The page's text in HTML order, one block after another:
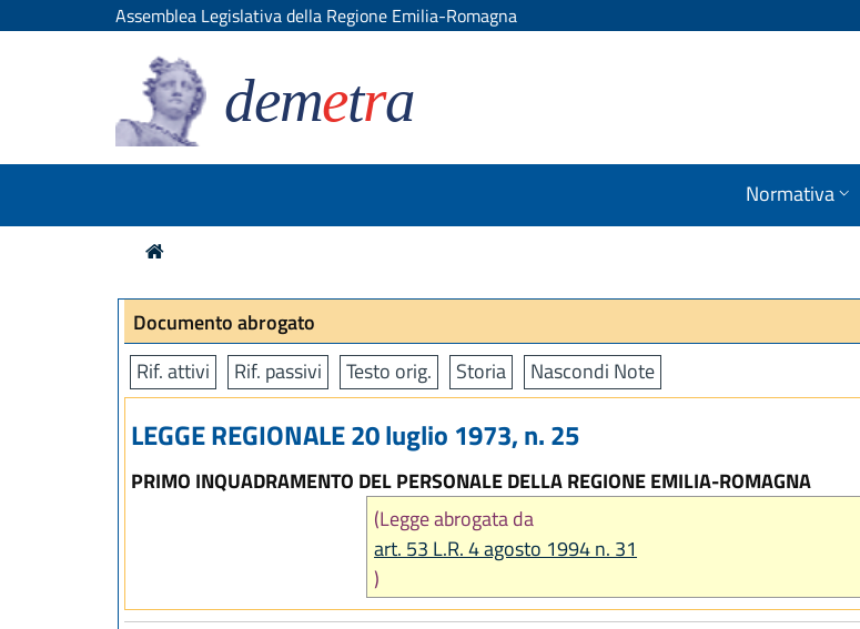
Assemblea Legislativa della Regione Emilia-Romagna
demetra
Normativa
Documento abrogato
Rif. attivi
Rif. passivi Testo orig. Storia Nascondi Note
LEGGE REGIONALE 20 luglio 1973, n. 25
PRIMO INQUADRAMENTO DEL PERSONALE DELLA REGIONE EMILIA-ROMAGNA
(Legge abrogata da
art. 53 L.R. 4 agosto 1994 n. 31
)